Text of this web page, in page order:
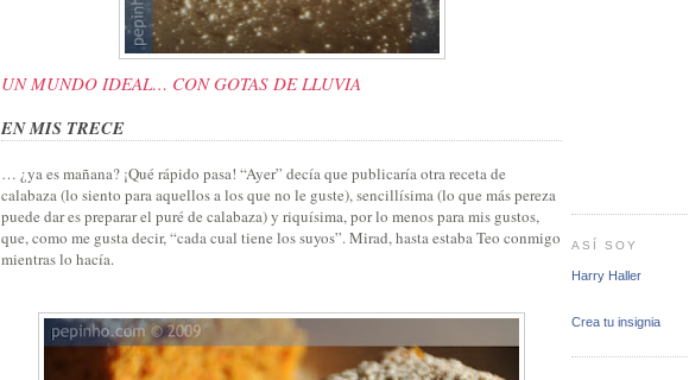
UN MUNDO IDEAL… CON GOTAS DE LLUVIA
EN MIS TRECE
… ¿ya es mañana? ¡Qué rápido pasa! “Ayer” decía que publicaría otra receta de
calabaza (lo siento para aquellos a los que no le guste), sencillísima (lo que más pereza
puede dar es preparar el puré de calabaza) y riquísima, por lo menos para mis gustos,
que, como me gusta decir, “cada cual tiene los suyos”. Mirad, hasta estaba Teo conmigo
mientras lo hacía.
ASÍ SOY
Harry Haller
Crea tu insignia